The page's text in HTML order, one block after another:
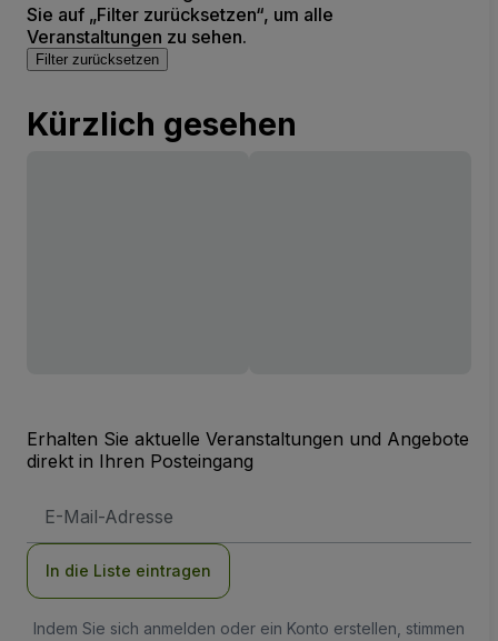
Sie auf „Filter zurücksetzen“, um alle
Veranstaltungen zu sehen.
Filter zurücksetzen
Kürzlich gesehen
Erhalten Sie aktuelle Veranstaltungen und Angebote
direkt in Ihren Posteingang
Mail-
In die Liste eintragen
Indem Sie sich anmelden oder ein Konto erstellen, stimmen